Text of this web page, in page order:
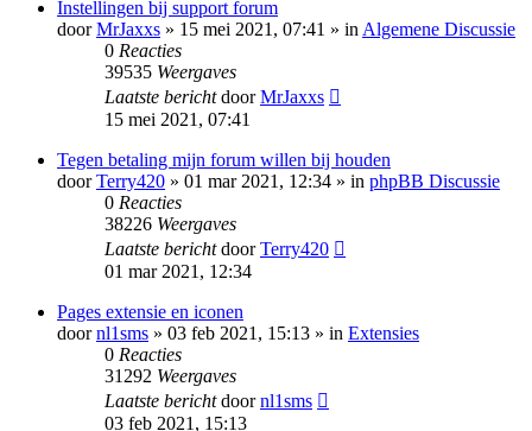
Instellingen bij support forum
doorMrJaxxs » 15 mei 2021, 07:41 » inAlgemene Discussie
0 Reacties
39535 Weergaves
Laatste berichtdoorMrJaxxs
15 mei 2021, 07:41
Tegen betaling mijn forum willen bij houden
doorTerry420 » 01 mar 2021, 12:34 » in phpBB Discussie
0 Reacties
38226 Weergaves
Laatste berichtdoorTerry420
01 mar 2021, 12:34
Pages extensie en iconen
doornl1sms » 03 feb 2021, 15:13 » in Extensies
0 Reacties
31292 Weergaves
Laatste berichtdoornl1sms
03 feb 2021, 15:13